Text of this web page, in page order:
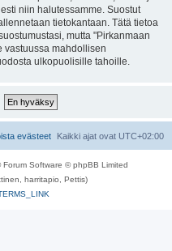
niin halutessamme. Suostut
tietokantaan. Tätä tietoa
mutta "Pirkanmaan
vastuussa mahdollisen
ulkopuolisille tahoille.
Kaikki ajat ovat UTC+02:00
evästeet
Forum Software © phpBB Limited
harritapio, Pettis)